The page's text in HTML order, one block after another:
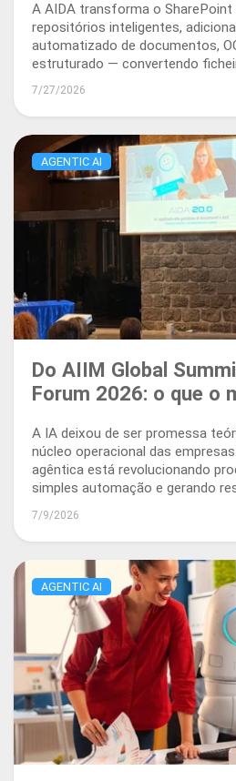
A AIDA transforma o SharePoint
repositórios inteligentes,
automatizado de documentos,
estruturado — convertendo
em ativos empresariais
7/27/2026
AGENTIC AI
Do AIIM Global
Forum 2026: o que o
A IA deixou de ser promessa
núcleo operacional das
agêntica está revolucionando
simples automação e gerando
7/9/2026
AGENTIC AI